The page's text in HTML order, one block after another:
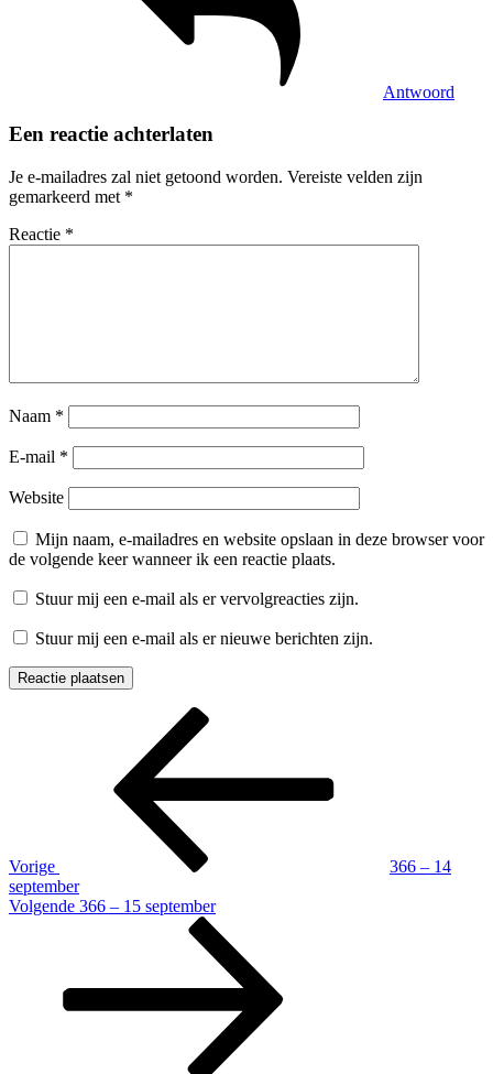
Antwoord
Een reactie achterlaten
Je e-mailadres zal niet getoond worden. Vereiste velden zijn
gemarkeerd met *
Reactie *
Naam *
E-mail *
Website
Mijn naam, e-mailadres en website opslaan in deze browser voor
de volgende keer wanneer ik een reactie plaats.
Stuur mij een e-mail als er vervolgreacties zijn.
Stuur mij een e-mail als er nieuwe berichten zijn.
Berichtnavigatie
Vorige
366 – 14
september
Volgend
Volgende 366 – 15 september